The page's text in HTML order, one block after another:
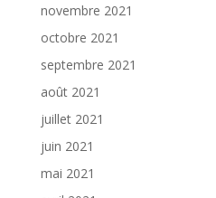
novembre 2021
octobre 2021
septembre 2021
août 2021
juillet 2021
juin 2021
mai 2021